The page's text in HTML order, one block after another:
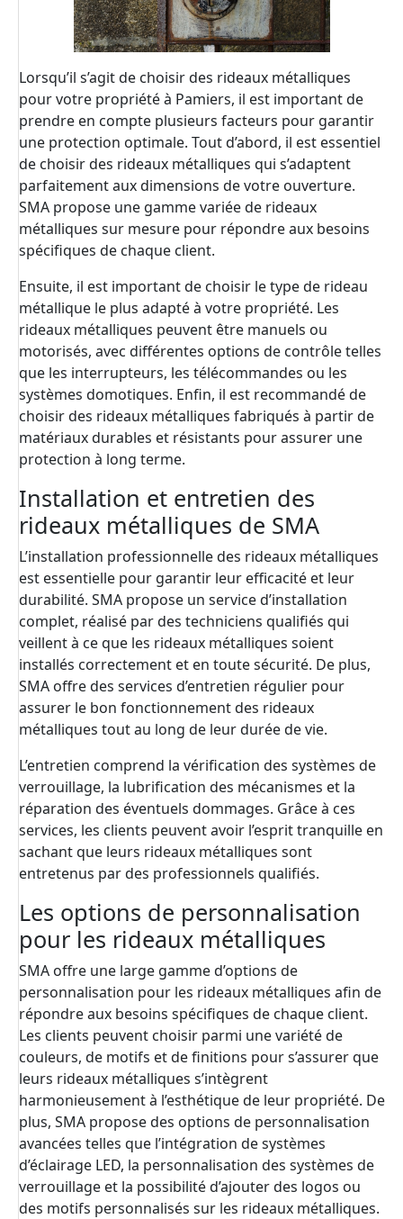
Lorsqu’il s’agit de choisir des rideaux métalliques
pour votre propriété à Pamiers, il est important de
prendre en compte plusieurs facteurs pour garantir
une protection optimale. Tout d’abord, il est essentiel
de choisir des rideaux métalliques qui s’adaptent
parfaitement aux dimensions de votre ouverture.
SMA propose une gamme variée de rideaux
métalliques sur mesure pour répondre aux besoins
spécifiques de chaque client.
Ensuite, il est important de choisir le type de rideau
métallique le plus adapté à votre propriété. Les
rideaux métalliques peuvent être manuels ou
motorisés, avec différentes options de contrôle telles
que les interrupteurs, les télécommandes ou les
systèmes domotiques. Enfin, il est recommandé de
choisir des rideaux métalliques fabriqués à partir de
matériaux durables et résistants pour assurer une
protection à long terme.
Installation et entretien des
rideaux métalliques de SMA
L’installation professionnelle des rideaux métalliques
est essentielle pour garantir leur efficacité et leur
durabilité. SMA propose un service d’installation
complet, réalisé par des techniciens qualifiés qui
veillent à ce que les rideaux métalliques soient
installés correctement et en toute sécurité. De plus,
SMA offre des services d’entretien régulier pour
assurer le bon fonctionnement des rideaux
métalliques tout au long de leur durée de vie.
L’entretien comprend la vérification des systèmes de
verrouillage, la lubrification des mécanismes et la
réparation des éventuels dommages. Grâce à ces
services, les clients peuvent avoir l’esprit tranquille en
sachant que leurs rideaux métalliques sont
entretenus par des professionnels qualifiés.
Les options de personnalisation
pour les rideaux métalliques
SMA offre une large gamme d’options de
personnalisation pour les rideaux métalliques afin de
répondre aux besoins spécifiques de chaque client.
Les clients peuvent choisir parmi une variété de
couleurs, de motifs et de finitions pour s’assurer que
leurs rideaux métalliques s’intègrent
harmonieusement à l’esthétique de leur propriété. De
plus, SMA propose des options de personnalisation
avancées telles que l’intégration de systèmes
d’éclairage LED, la personnalisation des systèmes de
verrouillage et la possibilité d’ajouter des logos ou
des motifs personnalisés sur les rideaux métalliques.